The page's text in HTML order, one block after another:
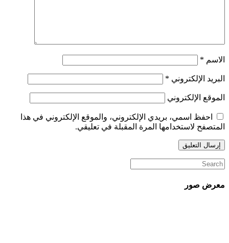
الاسم *
البريد الإلكتروني *
الموقع الإلكتروني
احفظ اسمي، بريدي الإلكتروني، والموقع الإلكتروني في هذا
المتصفح لاستخدامها المرة المقبلة في تعليقي.
معرض صور